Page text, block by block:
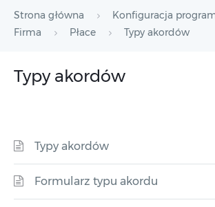
Strona główna
Konfiguracja
Firma
Płace Typy akordów
Typy akordów
Typy akordów
Formularz typu akordu